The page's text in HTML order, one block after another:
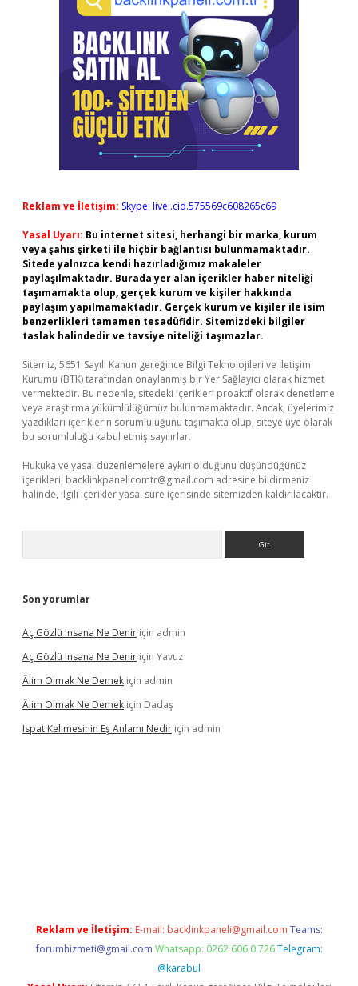
Reklam ve İletişim: Skype: live:.cid.575569c608265c69
Yasal Uyarı: Bu internet sitesi, herhangi bir marka, kurum
veya şahıs şirketi ile hiçbir bağlantısı bulunmamaktadır.
Sitede yalnızca kendi hazırladığımız makaleler
paylaşılmaktadır. Burada yer alan içerikler haber niteliği
taşımamakta olup, gerçek kurum ve kişiler hakkında
paylaşım yapılmamaktadır. Gerçek kurum ve kişiler ile isim
benzerlikleri tamamen tesadüfidir. Sitemizdeki bilgiler
taslak halindedir ve tavsiye niteliği taşımazlar.
Sitemiz, 5651 Sayılı Kanun gereğince Bilgi Teknolojileri ve İletişim
Kurumu (BTK) tarafından onaylanmış bir Yer Sağlayıcı olarak hizmet
vermektedir. Bu nedenle, sitedeki içerikleri proaktif olarak denetleme
veya araştırma yükümlülüğümüz bulunmamaktadır. Ancak, üyelerimiz
yazdıkları içeriklerin sorumluluğunu taşımakta olup, siteye üye olarak
bu sorumluluğu kabul etmiş sayılırlar.
Hukuka ve yasal düzenlemelere aykırı olduğunu düşündüğünüz
içerikleri, backlinkpanelicomtr@gmail.com adresine bildirmeniz
halinde, ilgili içerikler yasal süre içerisinde sitemizden kaldırılacaktır.
Son yorumlar
Aç Gözlü Insana Ne Denir için admin
Aç Gözlü Insana Ne Denir için Yavuz
Âlim Olmak Ne Demek için admin
Âlim Olmak Ne Demek için Dadaş
Ispat Kelimesinin Eş Anlamı Nedir için admin
Reklam ve İletişim: E-mail: backlinkpaneli@gmail.com Teams:
forumhizmeti@gmail.com Whatsapp: 0262 606 0 726 Telegram:
@karabul